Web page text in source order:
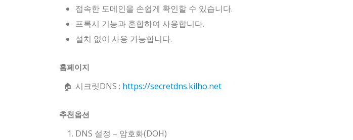
접속한 도메인을 손쉽게 확인할 수 있습니다.
프록시 기능과 혼합하여 사용합니다.
설치 없이 사용 가능합니다.
홈페이지
시크릿DNS : https://secretdns.kilho.net
추천옵션
DNS 설정 – 암호화(DOH)